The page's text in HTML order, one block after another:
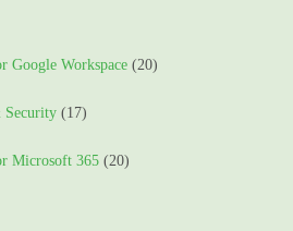
Google Workspace (20)
Security (17)
Microsoft 365 (20)